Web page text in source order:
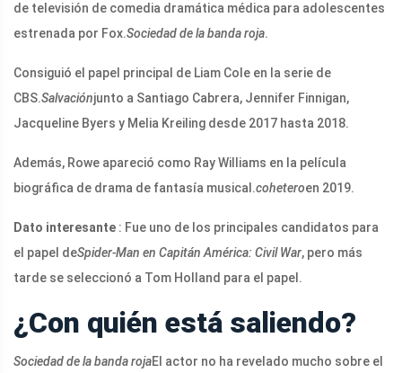
de televisión de comedia dramática médica para adolescentes
estrenada por Fox.Sociedad de la banda roja.
Consiguió el papel principal de Liam Cole en la serie de
CBS.Salvaciónjunto a Santiago Cabrera, Jennifer Finnigan,
Jacqueline Byers y Melia Kreiling desde 2017 hasta 2018.
Además, Rowe apareció como Ray Williams en la película
biográfica de drama de fantasía musical.coheteroen 2019.
Dato interesante : Fue uno de los principales candidatos para
el papel deSpider-Man en Capitán América: Civil War, pero más
tarde se seleccionó a Tom Holland para el papel.
¿Con quién está saliendo?
Sociedad de la banda rojaEl actor no ha revelado mucho sobre el